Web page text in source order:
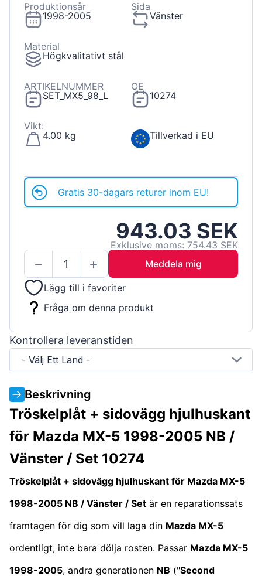
Produktionsår
1998-2005
Sida
Vänster
Material
Högkvalitativt stål
ARTIKELNUMMER
SET_MX5_98_L
OE
10274
Vikt:
4.00 kg
Tillverkad i EU
Gratis 30-dagars returer inom EU!
943.03 SEK
Exklusive moms: 754.43 SEK
Meddela mig
Lägg till i favoriter
Fråga om denna produkt
Kontrollera leveranstiden
- Välj Ett Land -
Beskrivning
Tröskelplåt + sidovägg hjulhuskant
för Mazda MX-5 1998-2005 NB /
Vänster / Set 10274
Tröskelplåt + sidovägg hjulhuskant för Mazda MX-5
1998-2005 NB / Vänster / Set är en reparationssats
framtagen för dig som vill laga din Mazda MX-5
ordentligt, inte bara dölja rosten. Passar Mazda MX-5
1998-2005, andra generationen NB ("Second